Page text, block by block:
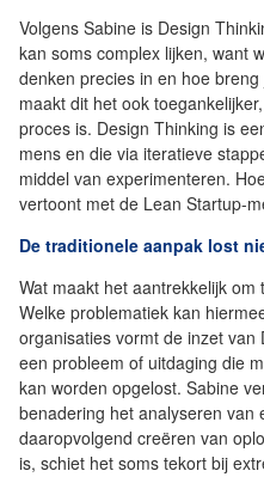
Volgens Sabine is Design
kan soms complex lijken, want
denken precies in en hoe
maakt dit het ook
proces is. Design Thinking is
mens en die via iteratieve
middel van experimenteren.
vertoont met de Lean Startup-
De traditionele aanpak lost
Wat maakt het aantrekkelijk
Welke problematiek kan
organisaties vormt de inzet
een probleem of uitdaging die
kan worden opgelost. Sabine
benadering het analyseren van
daaropvolgend creëren van
is, schiet het soms tekort bij